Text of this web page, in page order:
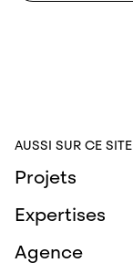
AUSSI SUR CE SITE
Projets
Expertises
Agence